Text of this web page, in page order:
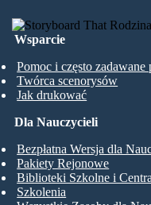
Wsparcie
Pomoc i często zadawane
Twórca scenorysów
Jak drukować
Dla Nauczycieli
Bezpłatna Wersja dla
Pakiety Rejonowe
Biblioteki Szkolne i
Szkolenia